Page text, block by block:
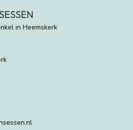
in Heemskerk